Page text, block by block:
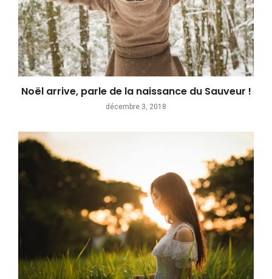
Noël arrive, parle de la naissance du Sauveur !
décembre 3, 2018